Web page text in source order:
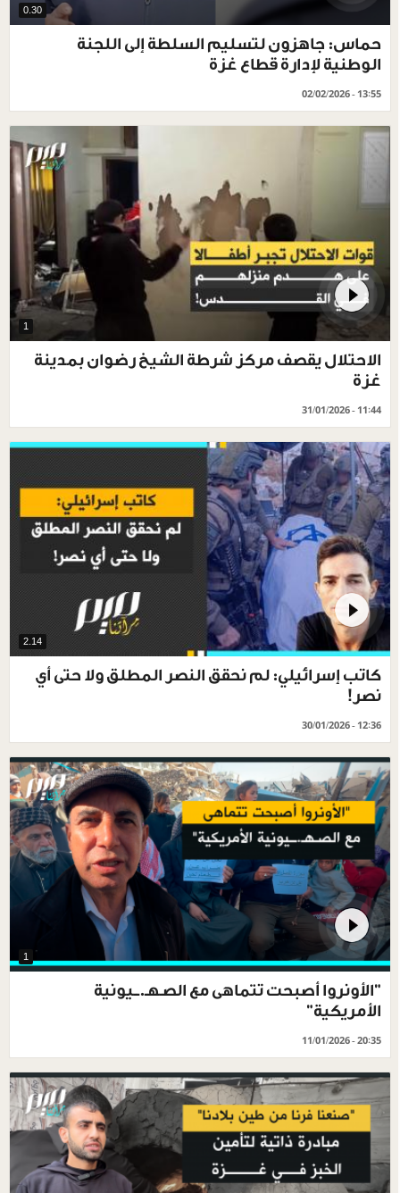
0.30
حماس: جاهزون لتسليم السلطة إلى اللجنة
الوطنية لإدارة قطاع غزة
02/02/2026 - 13:55
1
الاحتلال يقصف مركز شرطة الشيخ رضوان بمدينة
غزة
31/01/2026 - 11:44
2.14
كاتب إسرائيلي: لم نحقق النصر المطلق ولا حتى أي
نصر!
30/01/2026 - 12:36
1
"الأونروا أصبحت تتماهى مع الصـهـ.ــيونية
الأمريكية"
11/01/2026 - 20:35